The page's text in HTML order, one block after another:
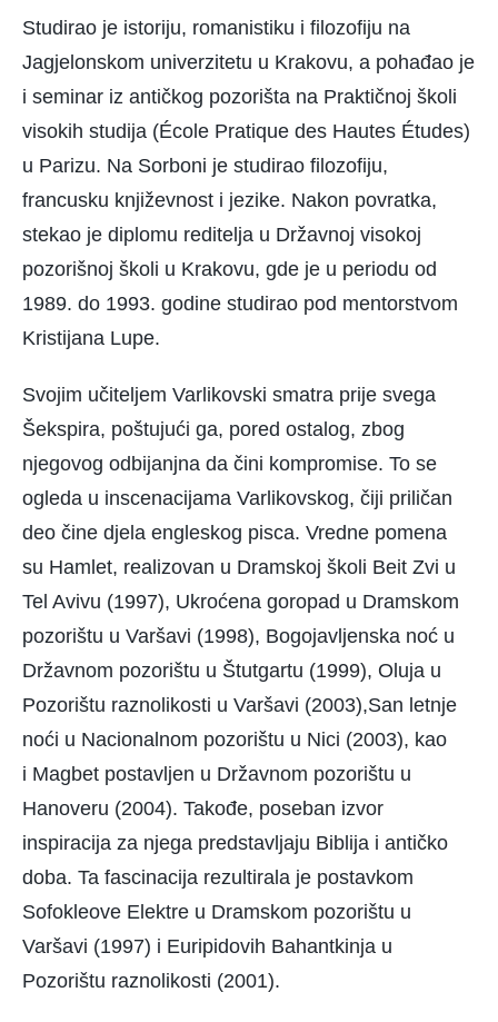
Studirao je istoriju, romanistiku i filozofiju na
Jagjelonskom univerzitetu u Krakovu, a pohađao je
i seminar iz antičkog pozorišta na Praktičnoj školi
visokih studija (École Pratique des Hautes Études)
u Parizu. Na Sorboni je studirao filozofiju,
francusku književnost i jezike. Nakon povratka,
stekao je diplomu reditelja u Državnoj visokoj
pozorišnoj školi u Krakovu, gde je u periodu od
1989. do 1993. godine studirao pod mentorstvom
Kristijana Lupe.
Svojim učiteljem Varlikovski smatra prije svega
Šekspira, poštujući ga, pored ostalog, zbog
njegovog odbijanjna da čini kompromise. To se
ogleda u inscenacijama Varlikovskog, čiji priličan
deo čine djela engleskog pisca. Vredne pomena
su Hamlet, realizovan u Dramskoj školi Beit Zvi u
Tel Avivu (1997), Ukroćena goropad u Dramskom
pozorištu u Varšavi (1998), Bogojavljenska noć u
Državnom pozorištu u Štutgartu (1999), Oluja u
Pozorištu raznolikosti u Varšavi (2003),San letnje
noći u Nacionalnom pozorištu u Nici (2003), kao
i Magbet postavljen u Državnom pozorištu u
Hanoveru (2004). Takođe, poseban izvor
inspiracija za njega predstavljaju Biblija i antičko
doba. Ta fascinacija rezultirala je postavkom
Sofokleove Elektre u Dramskom pozorištu u
Varšavi (1997) i Euripidovih Bahantkinja u
Pozorištu raznolikosti (2001).